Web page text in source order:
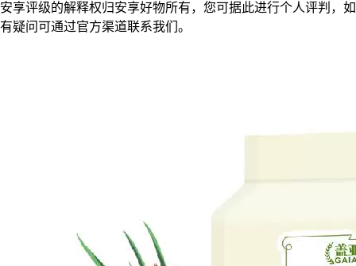
安享评级的解释权归安享好物所有，您可据此进行个人评判，如
有疑问可通过官方渠道联系我们。